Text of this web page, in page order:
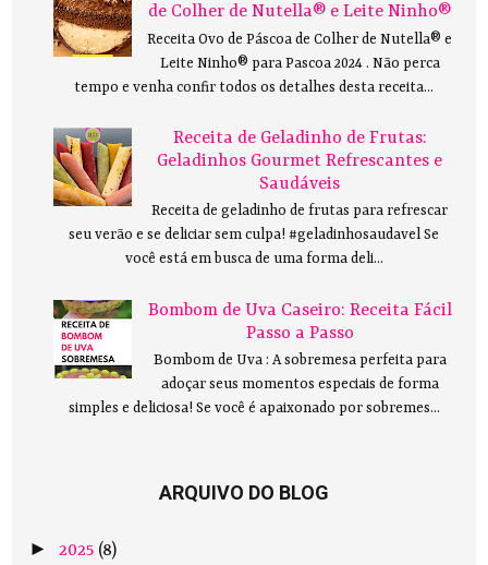
de Colher de Nutella® e Leite Ninho®
Receita Ovo de Páscoa de Colher de Nutella® e
Leite Ninho® para Pascoa 2024 . Não perca
tempo e venha confir todos os detalhes desta receita...
Receita de Geladinho de Frutas:
Geladinhos Gourmet Refrescantes e
Saudáveis
Receita de geladinho de frutas para refrescar
seu verão e se deliciar sem culpa! #geladinhosaudavel Se
você está em busca de uma forma deli...
Bombom de Uva Caseiro: Receita Fácil
Passo a Passo
Bombom de Uva : A sobremesa perfeita para
adoçar seus momentos especiais de forma
simples e deliciosa! Se você é apaixonado por sobremes...
ARQUIVO DO BLOG
►2025 (8)